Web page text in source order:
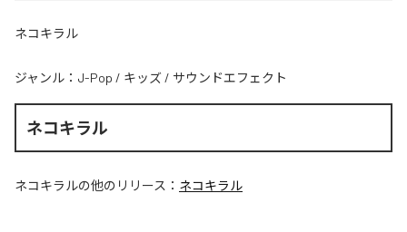
ネコキラル
ジャンル： J-Pop / キッズ / サウンドエフェクト
ネコキラル
ネコキラルの他のリリース： ネコキラル